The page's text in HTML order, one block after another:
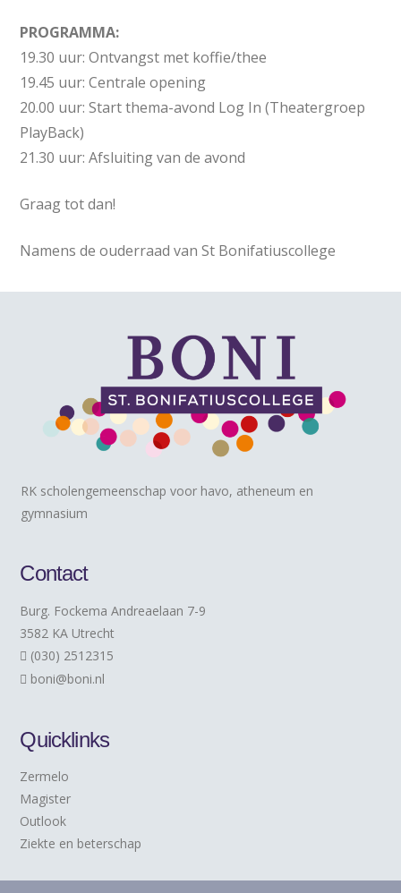
PROGRAMMA:
19.30 uur: Ontvangst met koffie/thee
19.45 uur: Centrale opening
20.00 uur: Start thema-avond Log In (Theatergroep
PlayBack)
21.30 uur: Afsluiting van de avond
Graag tot dan!
Namens de ouderraad van St Bonifatiuscollege
RK scholengemeenschap voor havo, atheneum en
gymnasium
Contact
Burg. Fockema Andreaelaan 7-9
3582 KA Utrecht
(030) 2512315
boni@boni.nl
Quicklinks
Zermelo
Magister
Outlook
Ziekte en beterschap